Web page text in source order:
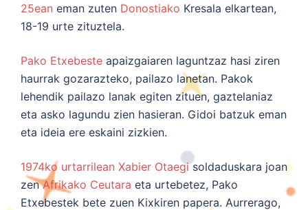
25ean eman zuten Donostiako Kresala elkartean,
18-19 urte zituztela.
Pako Etxebeste apaizgaiaren laguntzaz hasi ziren
haurrak gozarazteko, pailazo lanetan. Pakok
lehendik pailazo lanak egiten zituen, gaztelaniaz
eta asko lagundu zien hasieran. Gidoi batzuk eman
eta ideia ere eskaini zizkien.
1974ko urtarrilean Xabier Otaegisoldaduskara joan
zenAfrikako Ceutara eta urtebetez, Pako
Etxebestek bete zuen Kixkiren papera. Aurrerago,